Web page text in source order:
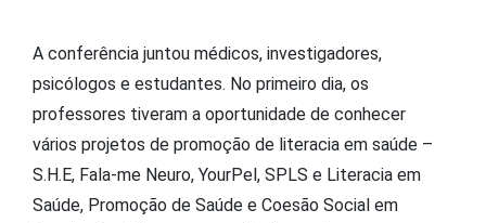
A conferência juntou médicos, investigadores,
psicólogos e estudantes. No primeiro dia, os
professores tiveram a oportunidade de conhecer
vários projetos de promoção de literacia em saúde –
S.H.E, Fala-me Neuro, YourPel, SPLS e Literacia em
Saúde, Promoção de Saúde e Coesão Social em